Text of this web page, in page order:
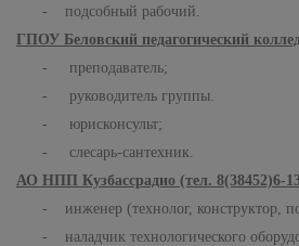
- подсобный рабочий.
ГПОУ Беловский педагогический
- преподаватель;
- руководитель группы.
- юрисконсульт;
- слесарь-сантехник.
АО НПП Кузбассрадио (тел. 8(38452)6-
- инженер (технолог, конструктор,
- наладчик технологического